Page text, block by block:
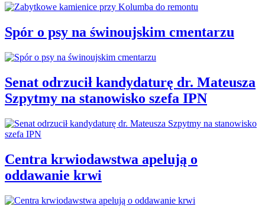
Spór o psy na świnoujskim cmentarzu
Senat odrzucił kandydaturę dr. Mateusza
Szpytmy na stanowisko szefa IPN
Centra krwiodawstwa apelują o
oddawanie krwi